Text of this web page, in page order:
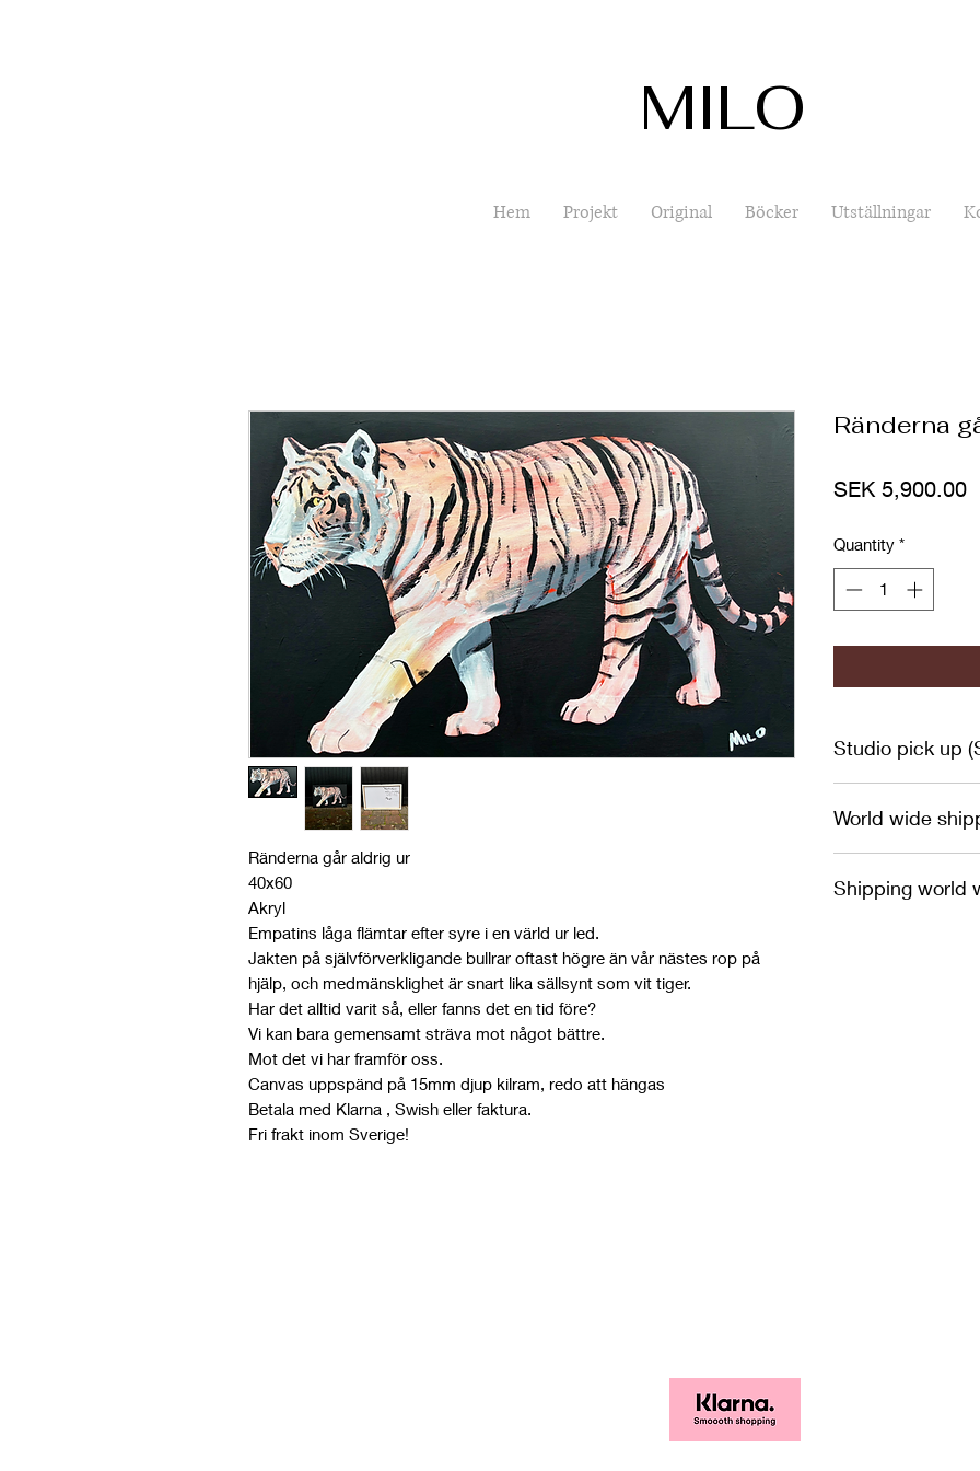
MILO
Hem Projekt Original Böcker Utställningar
Ränderna går aldrig ur
40x60
Akryl
Empatins låga flämtar efter syre i en värld ur led.
Jakten på självförverkligande bullrar oftast högre än vår nästes rop på
hjälp, och medmänsklighet är snart lika sällsynt som vit tiger.
Har det alltid varit så, eller fanns det en tid före?
Vi kan bara gemensamt sträva mot något bättre.
Mot det vi har framför oss.
Canvas uppspänd på 15mm djup kilram, redo att hängas
Betala med Klarna , Swish eller faktura.
Fri frakt inom Sverige!
Ränderna
SEK 5,900.00
Quantity *
Studio pick up
studion som är
World wide
Shipping world